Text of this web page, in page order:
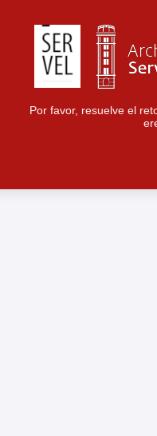
Por favor, resuelve el